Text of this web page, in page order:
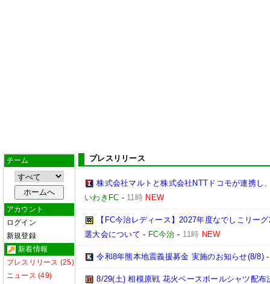
チーム
アカウント
ログイン
新規登録
新着情報
プレスリリース (25)
ニュース (49)
プレスリリース
株式会社マルトと株式会社NTTドコモが連携し
いわきFC - 11時 NEW
【FC今治レディース】2027年度なでしこリー
選大会について - FC今治 - 11時 NEW
令和8年熊本地震義援募金 実施のお知らせ(8/8)
8/29(土) 相模原戦 花火ベースボールシャツ配